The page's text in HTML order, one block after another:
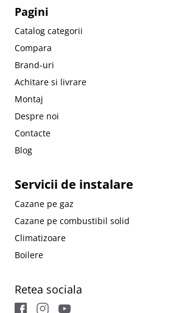
Pagini
Catalog categorii
Compara
Brand-uri
Achitare si livrare
Montaj
Despre noi
Contacte
Blog
Servicii de instalare
Cazane pe gaz
Cazane pe combustibil solid
Climatizoare
Boilere
Retea sociala